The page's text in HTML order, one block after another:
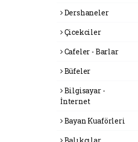
Dershaneler
Çicekciler
Cafeler - Barlar
Büfeler
Bilgisayar -
İnternet
Bayan Kuaförleri